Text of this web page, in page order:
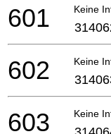
Keine
601
Keine
602
Keine
603